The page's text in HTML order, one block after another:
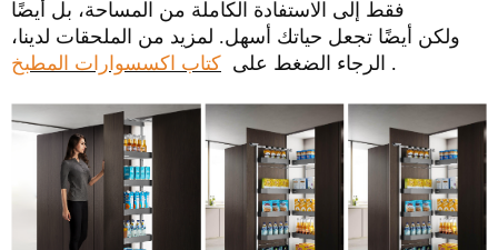
فقط إلى الاستفادة الكاملة من المساحة، بل أيضًا
ولكن أيضًا تجعل حياتك أسهل. لمزيد من الملحقات لدينا،
الرجاء الضغط على كتاب اكسسوارات المطبخ .